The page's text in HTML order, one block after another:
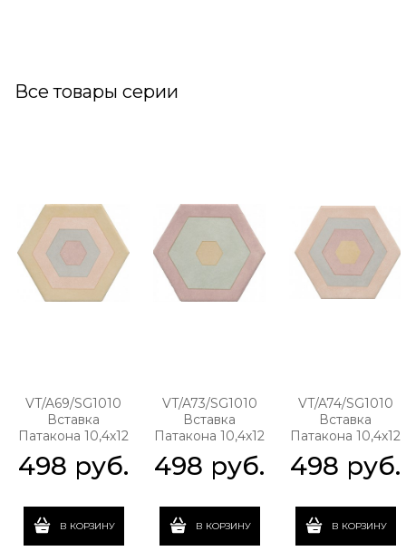
Все товары серии
VT/A69/SG1010
Вставка
Патакона 10,4х12
498 руб.
В КОРЗИНУ
VT/A73/SG1010
Вставка
Патакона 10,4х12
498 руб.
В КОРЗИНУ
VT/A74/SG1010
Вставка
Патакона 10,4х12
498 руб.
В КОРЗИНУ